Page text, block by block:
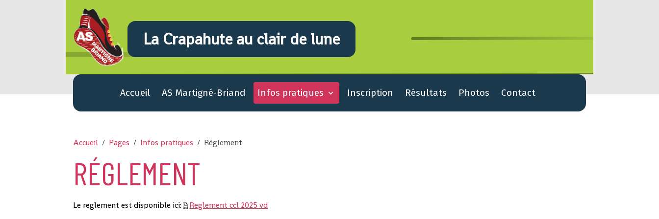
La Crapahute au clair de lune
Accueil AS Martigné-Briand Infos pratiques Inscription Résultats Photos Contact
Accueil Pages Infos pratiques Réglement
RÉGLEMENT
Le reglement est disponible ici: Reglement ccl 2025 vd